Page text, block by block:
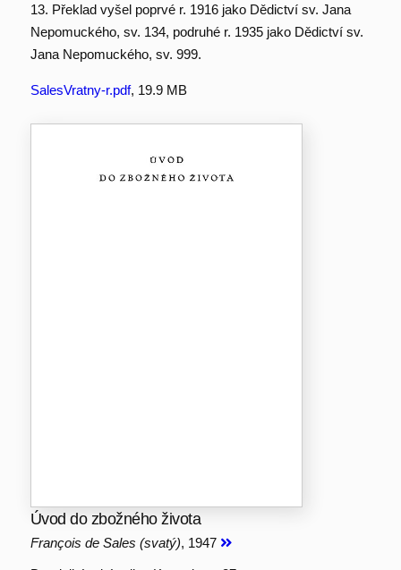
13. Překlad vyšel poprvé r. 1916 jako Dědictví sv. Jana
Nepomuckého, sv. 134, podruhé r. 1935 jako Dědictví sv.
Jana Nepomuckého, sv. 999.
SalesVratny-r.pdf, 19.9 MB
Úvod do zbožného života
François de Sales (svatý), 1947